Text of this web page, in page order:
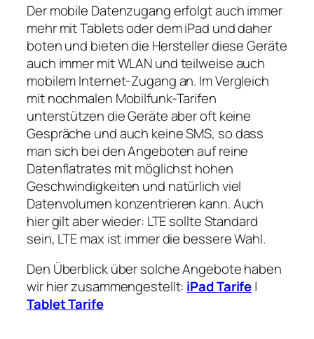
Der mobile Datenzugang erfolgt auch immer
mehr mit Tablets oder dem iPad und daher
boten und bieten die Hersteller diese Geräte
auch immer mit WLAN und teilweise auch
mobilem Internet-Zugang an. Im Vergleich
mit nochmalen Mobilfunk-Tarifen
unterstützen die Geräte aber oft keine
Gespräche und auch keine SMS, so dass
man sich bei den Angeboten auf reine
Datenflatrates mit möglichst hohen
Geschwindigkeiten und natürlich viel
Datenvolumen konzentrieren kann. Auch
hier gilt aber wieder: LTE sollte Standard
sein, LTE max ist immer die bessere Wahl.
Den Überblick über solche Angebote haben
wir hier zusammengestellt: iPad Tarife|
Tablet Tarife